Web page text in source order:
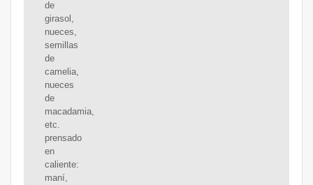
de
girasol,
nueces,
semillas
de
camelia,
nueces
de
macadamia,
etc.
prensado
en
caliente:
maní,